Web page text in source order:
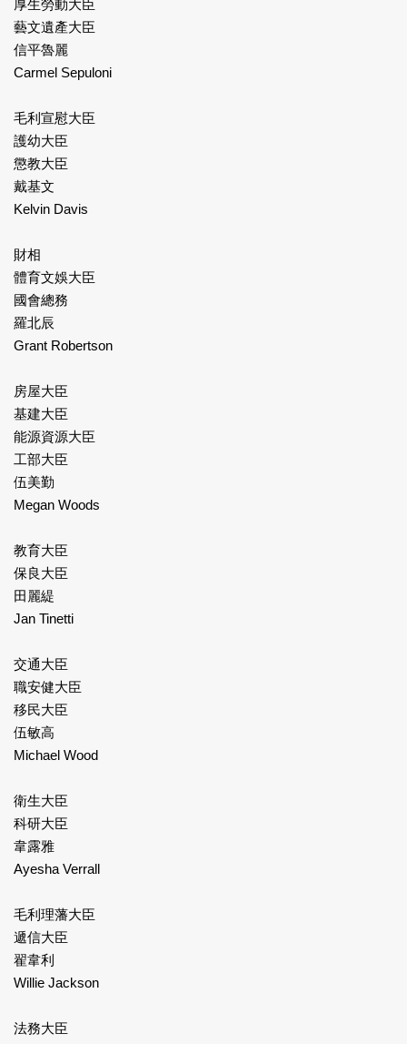
厚生勞動大臣
藝文遺產大臣
信平魯麗
Carmel Sepuloni
毛利宣慰大臣
護幼大臣
懲教大臣
戴基文
Kelvin Davis
財相
體育文娛大臣
國會總務
羅北辰
Grant Robertson
房屋大臣
基建大臣
能源資源大臣
工部大臣
伍美勤
Megan Woods
教育大臣
保良大臣
田麗緹
Jan Tinetti
交通大臣
職安健大臣
移民大臣
伍敏高
Michael Wood
衛生大臣
科研大臣
韋露雅
Ayesha Verrall
毛利理藩大臣
遞信大臣
翟韋利
Willie Jackson
法務大臣